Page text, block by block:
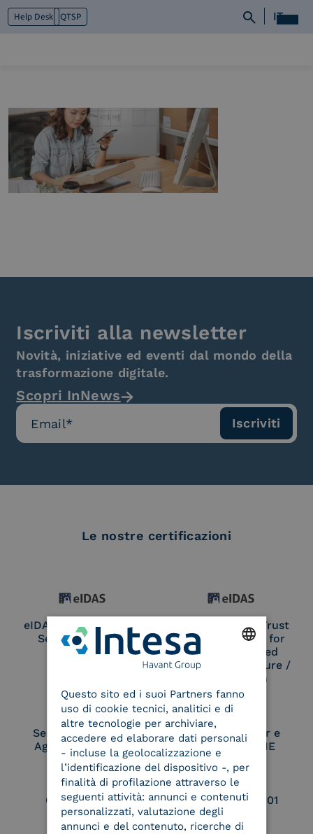
Help Desk QTSP IT
Cosa facciamo
Piattaforme
Industry
News e Media
Contattaci
Iscriviti alla newsletter
Novità, iniziative ed eventi dal mondo della
trasformazione digitale.
Scopri InNews
Le nostre certificazioni
eIDAS Qualified Trust
Service Provider
eIDAS Qualified Trust
Service Provider for
Remote Qualified
Electronic Signature /
Seal Creation
Service Provider e
Aggregatore SPID
Service Provider e
Aggregatore CIE
Conservatore
qualificato
UNI EN ISO 37001
ITALIAN
Questo sito ed i suoi Partners fanno
uso di cookie tecnici, analitici e di
altre tecnologie per archiviare,
accedere ed elaborare dati personali
- incluse la geolocalizzazione e
l’identificazione del dispositivo -, per
finalità di profilazione attraverso le
seguenti attività: annunci e contenuti
personalizzati, valutazione degli
annunci e del contenuto, ricerche di